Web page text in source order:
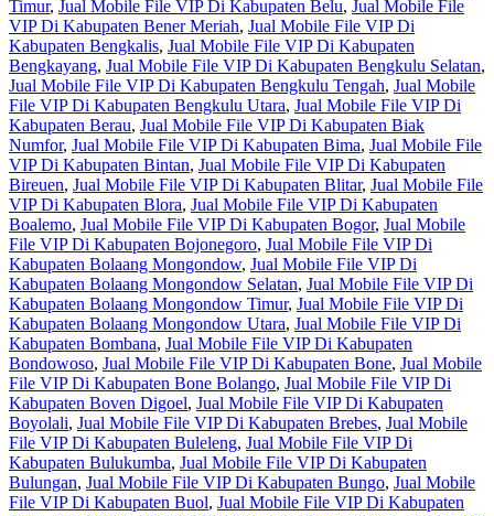
Timur, Jual Mobile File VIP Di Kabupaten Belu, Jual Mobile File
VIP Di Kabupaten Bener Meriah, Jual Mobile File VIP Di
Kabupaten Bengkalis, Jual Mobile File VIP Di Kabupaten
Bengkayang, Jual Mobile File VIP Di Kabupaten Bengkulu Selatan,
Jual Mobile File VIP Di Kabupaten Bengkulu Tengah, Jual Mobile
File VIP Di Kabupaten Bengkulu Utara, Jual Mobile File VIP Di
Kabupaten Berau, Jual Mobile File VIP Di Kabupaten Biak
Numfor, Jual Mobile File VIP Di Kabupaten Bima, Jual Mobile File
VIP Di Kabupaten Bintan, Jual Mobile File VIP Di Kabupaten
Bireuen, Jual Mobile File VIP Di Kabupaten Blitar, Jual Mobile File
VIP Di Kabupaten Blora, Jual Mobile File VIP Di Kabupaten
Boalemo, Jual Mobile File VIP Di Kabupaten Bogor, Jual Mobile
File VIP Di Kabupaten Bojonegoro, Jual Mobile File VIP Di
Kabupaten Bolaang Mongondow, Jual Mobile File VIP Di
Kabupaten Bolaang Mongondow Selatan, Jual Mobile File VIP Di
Kabupaten Bolaang Mongondow Timur, Jual Mobile File VIP Di
Kabupaten Bolaang Mongondow Utara, Jual Mobile File VIP Di
Kabupaten Bombana, Jual Mobile File VIP Di Kabupaten
Bondowoso, Jual Mobile File VIP Di Kabupaten Bone, Jual Mobile
File VIP Di Kabupaten Bone Bolango, Jual Mobile File VIP Di
Kabupaten Boven Digoel, Jual Mobile File VIP Di Kabupaten
Boyolali, Jual Mobile File VIP Di Kabupaten Brebes, Jual Mobile
File VIP Di Kabupaten Buleleng, Jual Mobile File VIP Di
Kabupaten Bulukumba, Jual Mobile File VIP Di Kabupaten
Bulungan, Jual Mobile File VIP Di Kabupaten Bungo, Jual Mobile
File VIP Di Kabupaten Buol, Jual Mobile File VIP Di Kabupaten